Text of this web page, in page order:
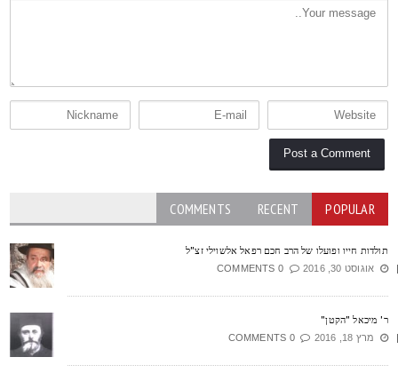
POPULAR
RECENT
COMMENTS
חייו ופועלו של הרב חכם רפאל אלשוילי זצ"ל
אוגוסט 30, 2016 0 COMMENTS
מיכאל "הקטן"
מרץ 18, 2016 0 COMMENTS